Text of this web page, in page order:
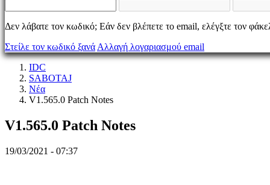
Gifts
Plays
Υποστήριξη
FAQ
Λογαριασμός
Ξεχάσατε
Δεν λάβατε τον κωδικό; Εάν δεν βλέπετε το email, ελέγξτε τον
Στείλε τον κωδικό ξανά Αλλαγή λογαριασμού email
IDC
SABOTAJ
Νέα
V1.565.0 Patch Notes
V1.565.0 Patch Notes
19/03/2021 - 07:37